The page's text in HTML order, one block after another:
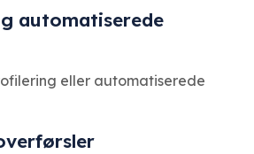
automatiserede
eller automatiserede